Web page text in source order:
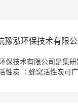
豫泓环保技术有限公
保技术有限公司是集
性炭 ∶蜂窝活性炭可